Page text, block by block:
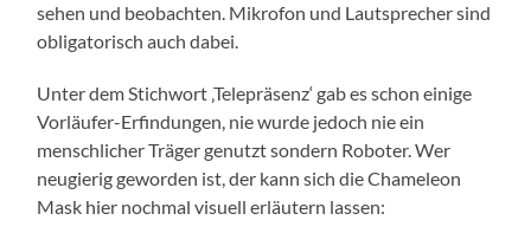
sehen und beobachten. Mikrofon und Lautsprecher sind
obligatorisch auch dabei.
Unter dem Stichwort ‚Telepräsenz‘ gab es schon einige
Vorläufer-Erfindungen, nie wurde jedoch nie ein
menschlicher Träger genutzt sondern Roboter. Wer
neugierig geworden ist, der kann sich die Chameleon
Mask hier nochmal visuell erläutern lassen: